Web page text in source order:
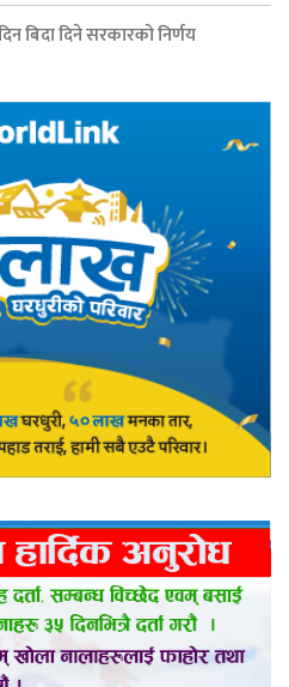
बिदा दिने सरकारको निर्णय